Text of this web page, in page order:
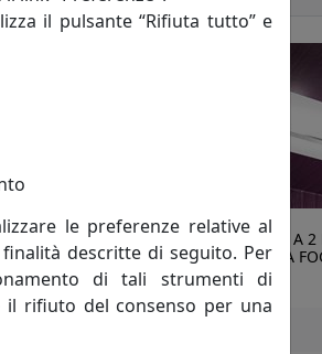
LUCI DADO
PLAFONIERA A
1019/PL50-FA
Toplight
il pulsante “Rifiuta tutto” e
le preferenze relative al
descritte di seguito. Per
di tali strumenti di
il rifiuto del consenso per una